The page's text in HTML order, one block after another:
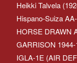
Heikki Talvela
Hispano-Suiza
HORSE DRAWN
GARRISON 1944-
IGLA-1E (AIR